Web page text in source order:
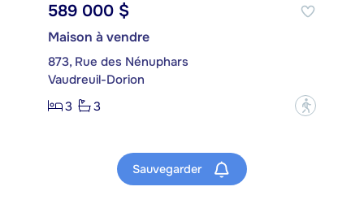
589 000 $
Maison à vendre
873, Rue des Nénuphars
Vaudreuil-Dorion
3
3 ?
Sauvegarder